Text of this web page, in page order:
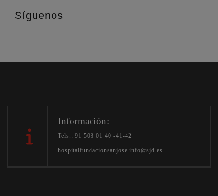
Síguenos
Información:
Tels.: 91 508 01 40 -41-42
hospitalfundacionsanjose.info@sjd.es